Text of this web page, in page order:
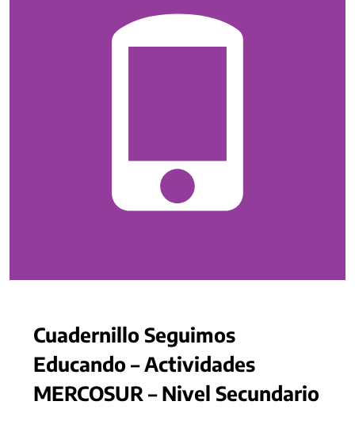
Cuadernillo Seguimos
Educando – Actividades
MERCOSUR – Nivel Secundario